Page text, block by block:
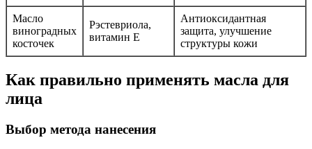
Масло
виноградных
косточек
Рэстевриола,
витамин Е
Антиоксидантная
защита, улучшение
структуры кожи
Как правильно применять масла для
лица
Выбор метода нанесения